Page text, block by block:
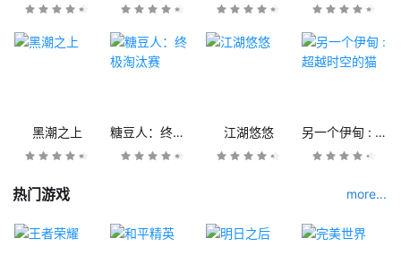
黑潮之上 糖豆人：终极淘汰赛 江湖悠悠 另一个伊甸 : 超越时空的猫
热门游戏 more...